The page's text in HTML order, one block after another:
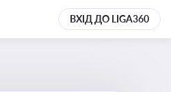
ВХІД ДО LIGA360